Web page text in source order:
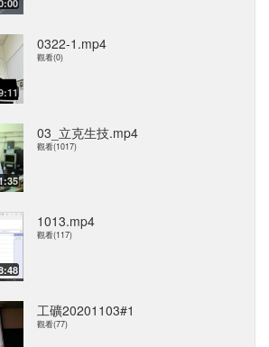
0322-1.mp4
觀看(0)
03_立克生技.mp4
觀看(1017)
1013.mp4
觀看(117)
工礦20201103#1
觀看(77)